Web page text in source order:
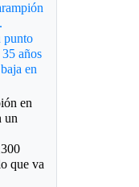
punto
años
en
en
un
que va